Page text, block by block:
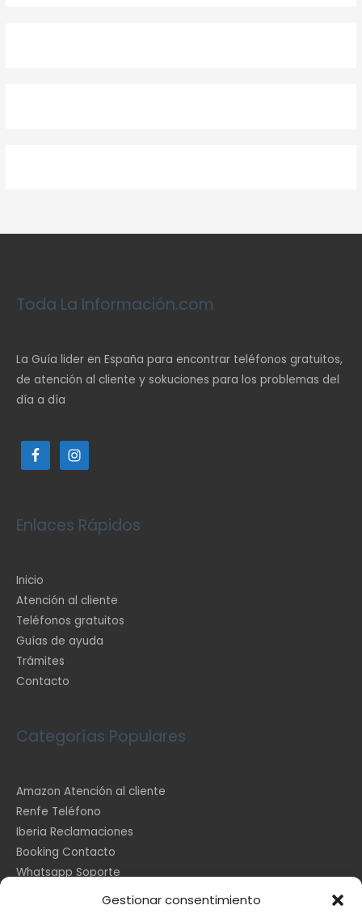
Gestionar consentimiento
Toda La Información.com
La Guía lider en España para encontrar teléfonos gratuitos,
de atención al cliente y sokuciones para los problemas del
día a día
Enlaces Rápidos
Inicio
Atención al cliente
Teléfonos gratuitos
Guías de ayuda
Trámites
Contacto
Categorías Populares
Amazon Atención al cliente
Renfe Teléfono
Iberia Reclamaciones
Booking Contacto
Whatsapp Soporte